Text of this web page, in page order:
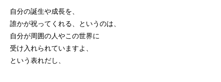
自分の誕生や成長を、
誰かが祝ってくれる、というのは、
自分が周囲の人やこの世界に
受け入れられていますよ、
という表れだし、